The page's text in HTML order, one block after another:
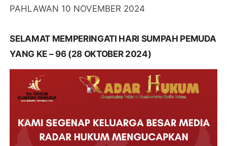
PAHLAWAN 10 NOVEMBER 2024
SELAMAT MEMPERINGATI HARI SUMPAH PEMUDA
YANG KE – 96 (28 OKTOBER 2024)